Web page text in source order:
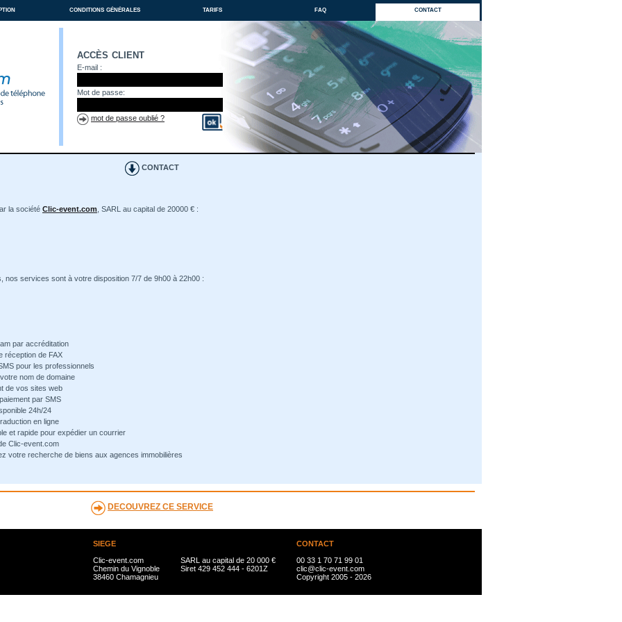
conditions générales tarifs faq contact
accès client
E-mail :
Mot de passe:
mot de passe oublié ?
CONTACT
la société Clic-event.com , SARL au capital de 20000 € :
nos services sont à votre disposition 7/7 de 9h00 à 22h00 :
par accréditation
réception de FAX
pour les professionnels
nom de domaine
de vos sites web
par SMS
24h/24
en ligne
et rapide pour expédier un courrier
Clic-event.com
votre recherche de biens aux agences immobilières
DECOUVREZ CE SERVICE
SIEGE
Clic-event.com
Chemin du Vignoble
38460 Chamagnieu
SARL au capital de 20 000 €
Siret 429 452 444 - 6201Z
CONTACT
00 33 1 70 71 99 01
clic@clic-event.com
Copyright 2005 - 2026